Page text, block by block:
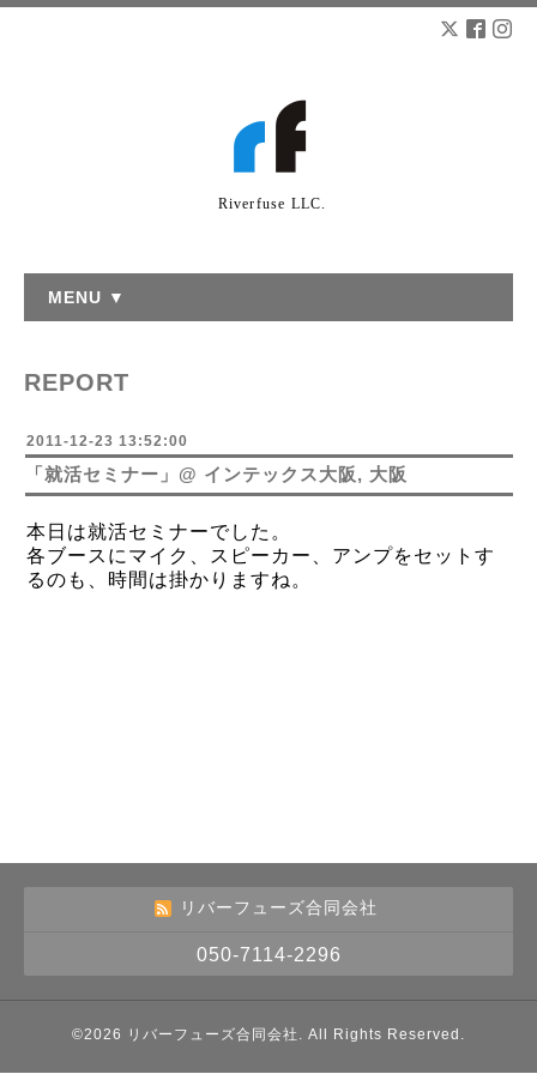
Riverfuse LLC.
MENU ▼
REPORT
2011-12-23 13:52:00
「就活セミナー」@ インテックス大阪, 大阪
本日は就活セミナーでした。
各ブースにマイク、スピーカー、アンプをセットす
るのも、時間は掛かりますね。
リバーフューズ合同会社
050-7114-2296
©2026 リバーフューズ合同会社 . All Rights Reserved.